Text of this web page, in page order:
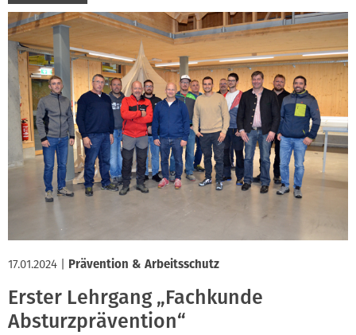
17.01.2024 Prävention & Arbeitsschutz
Erster Lehrgang „Fachkunde
Absturzprävention“